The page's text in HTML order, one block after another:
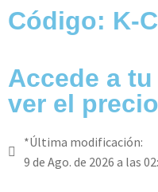
Código: K-
Accede a
ver el precio
*Última modificación:
9 de Ago. de 2026 a las